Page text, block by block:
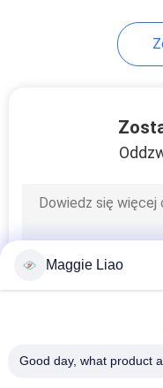
Maggie Liao
Good day, what product